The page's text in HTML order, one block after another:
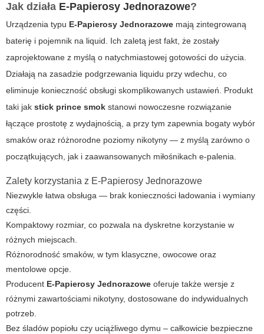
Jak działa E-Papierosy Jednorazowe?
Urządzenia typu E-Papierosy Jednorazowe mają zintegrowaną
baterię i pojemnik na liquid. Ich zaletą jest fakt, że zostały
zaprojektowane z myślą o natychmiastowej gotowości do użycia.
Działają na zasadzie podgrzewania liquidu przy wdechu, co
eliminuje konieczność obsługi skomplikowanych ustawień. Produkt
taki jak stick prince smok stanowi nowoczesne rozwiązanie
łączące prostotę z wydajnością, a przy tym zapewnia bogaty wybór
smaków oraz różnorodne poziomy nikotyny — z myślą zarówno o
początkujących, jak i zaawansowanych miłośnikach e-palenia.
Zalety korzystania z E-Papierosy Jednorazowe
Niezwykle łatwa obsługa — brak konieczności ładowania i wymiany
części.
Kompaktowy rozmiar, co pozwala na dyskretne korzystanie w
różnych miejscach.
Różnorodność smaków, w tym klasyczne, owocowe oraz
mentolowe opcje.
Producent E-Papierosy Jednorazowe oferuje także wersje z
różnymi zawartościami nikotyny, dostosowane do indywidualnych
potrzeb.
Bez śladów popiołu czy uciążliwego dymu – całkowicie bezpieczne